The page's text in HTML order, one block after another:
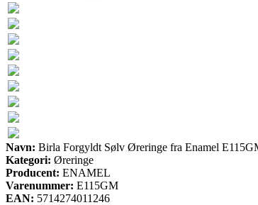
Navn: Birla Forgyldt Sølv Øreringe fra Enamel
Kategori: Øreringe
Producent: ENAMEL
Varenummer: E115GM
EAN: 5714274011246